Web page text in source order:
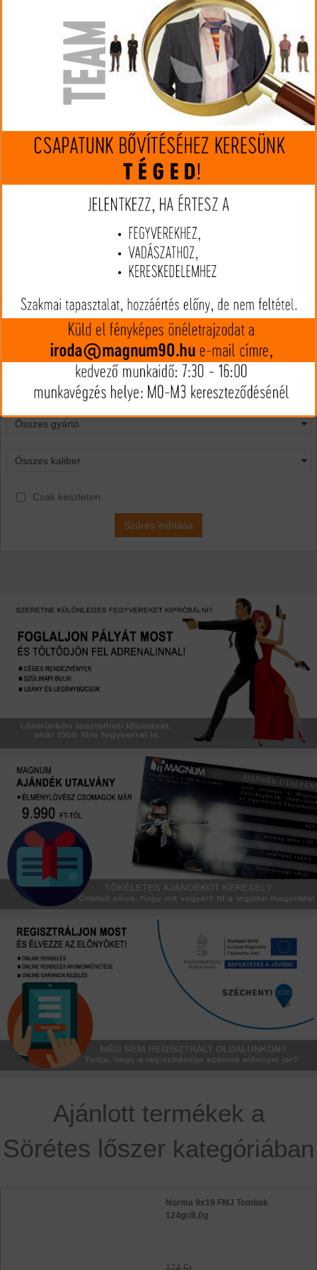
NAGY SZEMŰ SÖRÉT GYÖNGYGOLYÓ
ÓLOMMENTES MAG
Lőszer kereső
Csak készleten
Szűrés indítása
Ajánlott termékek a
Sörétes lőszer kategóriában
Norma 9x19 FMJ Tombak
124gr/8,0g